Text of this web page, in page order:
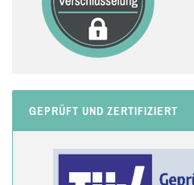
GEPRÜFT UND ZERTIFIZIERT